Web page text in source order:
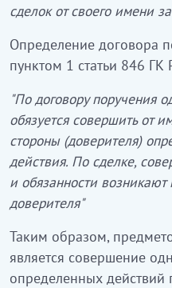
сделок от своего имени
Определение договора
пунктом 1 статьи 846 ГК
"По договору поручения
обязуется совершить от
стороны (доверителя)
действия. По сделке,
и обязанности возникают
доверителя"
Таким образом,
является совершение
определенных